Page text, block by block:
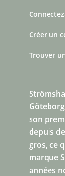
son
depuis
gros, ce
marque
années
Créer un
Trouver